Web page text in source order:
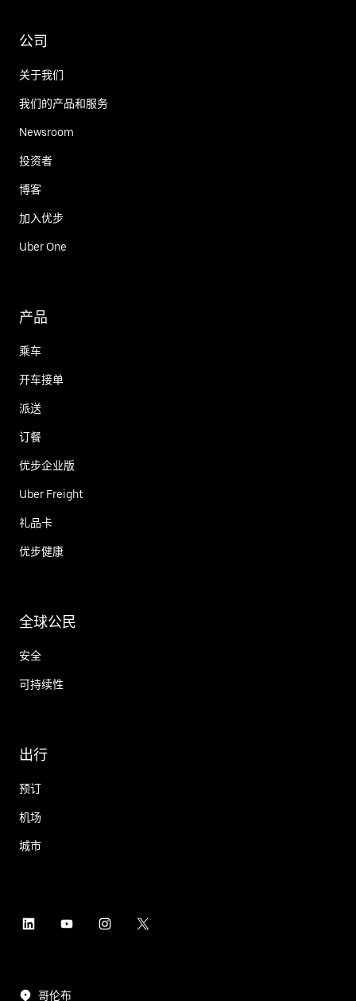
公司
关于我们
我们的产品和服务
Newsroom
投资者
博客
加入优步
Uber One
产品
乘车
开车接单
派送
订餐
优步企业版
Uber Freight
礼品卡
优步健康
全球公民
安全
可持续性
出行
预订
机场
城市
哥伦布